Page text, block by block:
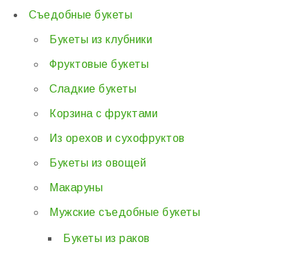
Съедобные букеты
Букеты из клубники
Фруктовые букеты
Сладкие букеты
Корзина с фруктами
Из орехов и сухофруктов
Букеты из овощей
Макаруны
Мужские съедобные букеты
Букеты из раков